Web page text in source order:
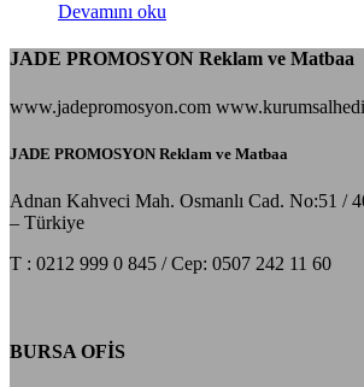
Devamını oku
JADE PROMOSYON Reklam ve Matbaa
www.jadepromosyon.com
JADE PROMOSYON Reklam ve Matbaa
Adnan Kahveci Mah. Osmanlı Cad. No:51 /
– Türkiye
T : 0212 999 0 845 / Cep: 0507 242 11 60
BURSA OFİS